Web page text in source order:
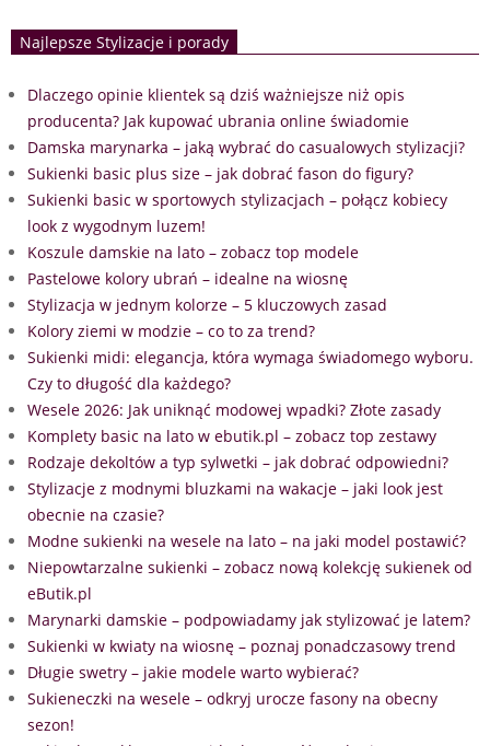
Najlepsze Stylizacje i porady
Dlaczego opinie klientek są dziś ważniejsze niż opis
producenta? Jak kupować ubrania online świadomie
Damska marynarka – jaką wybrać do casualowych stylizacji?
Sukienki basic plus size – jak dobrać fason do figury?
Sukienki basic w sportowych stylizacjach – połącz kobiecy
look z wygodnym luzem!
Koszule damskie na lato – zobacz top modele
Pastelowe kolory ubrań – idealne na wiosnę
Stylizacja w jednym kolorze – 5 kluczowych zasad
Kolory ziemi w modzie – co to za trend?
Sukienki midi: elegancja, która wymaga świadomego wyboru.
Czy to długość dla każdego?
Wesele 2026: Jak uniknąć modowej wpadki? Złote zasady
Komplety basic na lato w ebutik.pl – zobacz top zestawy
Rodzaje dekoltów a typ sylwetki – jak dobrać odpowiedni?
Stylizacje z modnymi bluzkami na wakacje – jaki look jest
obecnie na czasie?
Modne sukienki na wesele na lato – na jaki model postawić?
Niepowtarzalne sukienki – zobacz nową kolekcję sukienek od
eButik.pl
Marynarki damskie – podpowiadamy jak stylizować je latem?
Sukienki w kwiaty na wiosnę – poznaj ponadczasowy trend
Długie swetry – jakie modele warto wybierać?
Sukieneczki na wesele – odkryj urocze fasony na obecny
sezon!